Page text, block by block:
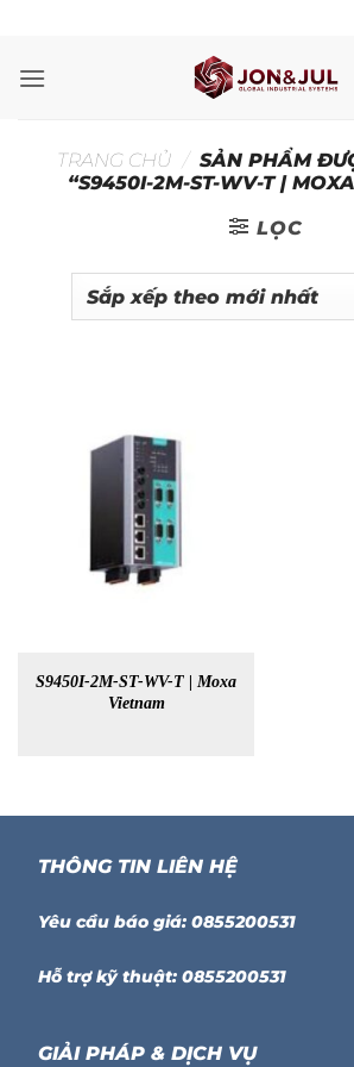
nội
TRANG CHỦ / SẢN PHẨM
“S9450I-2M-ST-WV-T |
LỌC
S9450I-2M-ST-WV-T | Moxa
Vietnam
THÔNG TIN LIÊN HỆ
Yêu cầu báo giá: 0855200531
Hỗ trợ kỹ thuật: 0855200531
GIẢI PHÁP & DỊCH VỤ